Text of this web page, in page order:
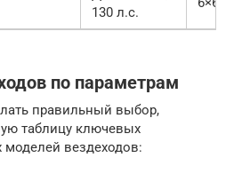
130 л.с.
по параметрам
правильный выбор,
таблицу ключевых
вездеходов: